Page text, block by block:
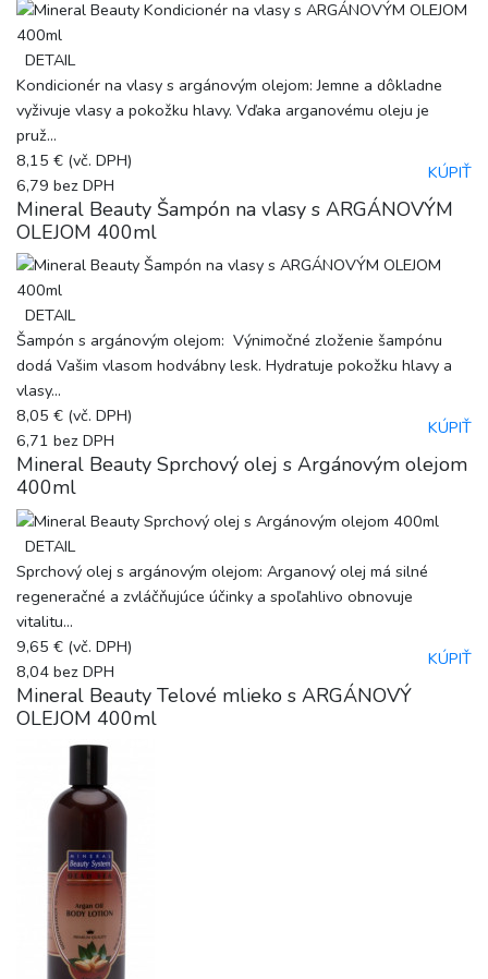
DETAIL
Kondicionér na vlasy s argánovým olejom: Jemne a dôkladne
vyživuje vlasy a pokožku hlavy. Vďaka arganovému oleju je
pruž...
8,15 € (vč. DPH)
6,79 bez DPH
KÚPIŤ
Mineral Beauty Šampón na vlasy s ARGÁNOVÝM
OLEJOM 400ml
DETAIL
Šampón s argánovým olejom: Výnimočné zloženie šampónu
dodá Vašim vlasom hodvábny lesk. Hydratuje pokožku hlavy a
vlasy...
8,05 € (vč. DPH)
6,71 bez DPH
KÚPIŤ
Mineral Beauty Sprchový olej s Argánovým olejom
400ml
DETAIL
Sprchový olej s argánovým olejom: Arganový olej má silné
regeneračné a zvláčňujúce účinky a spoľahlivo obnovuje
vitalitu...
9,65 € (vč. DPH)
8,04 bez DPH
KÚPIŤ
Mineral Beauty Telové mlieko s ARGÁNOVÝ
OLEJOM 400ml